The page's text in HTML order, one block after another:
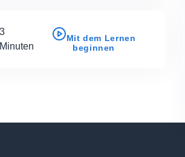
3
Minuten
Mit dem Lernen
beginnen